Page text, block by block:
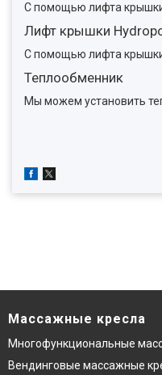
С помощью лифта крышки
Лифт крышки
С помощью лифта крышки
Теплообменник
Мы можем установить
Массажные кресла
Многофункциональные
Вендинговые массажные